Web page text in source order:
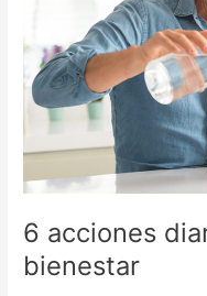
6 acciones
bienestar
bienestar